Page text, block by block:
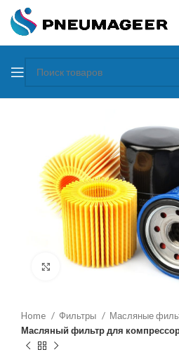
Увеличить
Home Фильтры
Масляные
Масляный фильтр для